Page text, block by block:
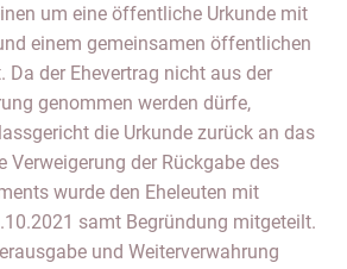
um eine öffentliche Urkunde mit
einem gemeinsamen öffentlichen
Da der Ehevertrag nicht aus der
genommen werden dürfe,
die Urkunde zurück an das
Verweigerung der Rückgabe des
wurde den Eheleuten mit
samt Begründung mitgeteilt.
und Weiterverwahrung